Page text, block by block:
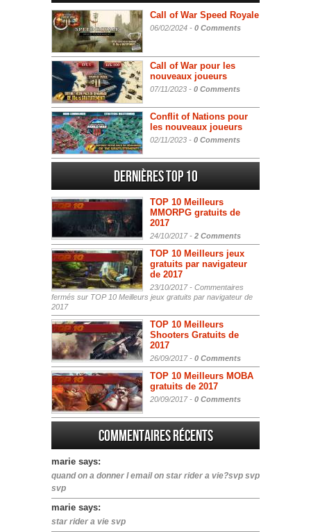
Call of War Speed Royale
06/02/2024 - 0 Comments
Call of War pour les
nouveaux joueurs
07/11/2023 - 0 Comments
Conflit of Nations pour
les nouveaux joueurs
02/11/2023 - 0 Comments
Dernières Top 10
TOP 10 Meilleurs
MMORPG gratuits de
2017
24/10/2017 - 2 Comments
TOP 10 Meilleurs jeux
gratuits par navigateur
de 2017
23/10/2017 - Commentaires
fermés sur TOP 10 Meilleurs jeux gratuits par navigateur de
2017
TOP 10 Meilleurs
Shooters Gratuits de
2017
26/09/2017 - 0 Comments
TOP 10 Meilleurs MOBA
gratuits de 2017
20/09/2017 - 0 Comments
Commentaires récents
marie says:
quand on a donner l email on star rider a vie?svp svp
svp
marie says:
star rider a vie svp